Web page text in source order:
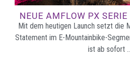
NEUE AMFLOW PX
Mit dem heutigen Launch setzt die
Statement im E-Mountainbike-
ist ab sofort